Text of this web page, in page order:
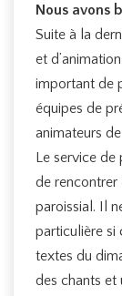
Nous avons
Suite à la
et
important de
équipes de
animateurs
Le service
de rencontrer
paroissial. Il
particulière si
textes du
des chants et